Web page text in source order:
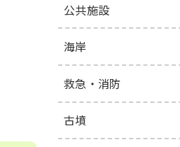
公共施設
海岸
救急・消防
古墳